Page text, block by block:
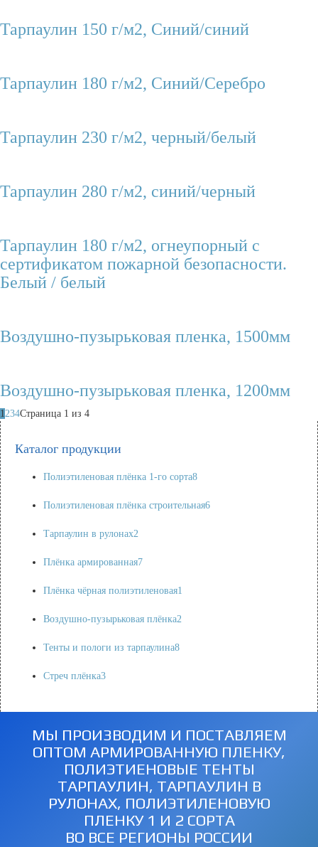
Тарпаулин 150 г/м2, Синий/синий
Тарпаулин 180 г/м2, Синий/Серебро
Тарпаулин 230 г/м2, черный/белый
Тарпаулин 280 г/м2, синий/черный
Тарпаулин 180 г/м2, огнеупорный с
сертификатом пожарной безопасности.
Белый / белый
Воздушно-пузырьковая пленка, 1500мм
Воздушно-пузырьковая пленка, 1200мм
1234Страница 1 из 4
Каталог продукции
Полиэтиленовая плёнка 1-го сорта8
Полиэтиленовая плёнка строительная6
Тарпаулин в рулонах2
Плёнка армированная7
Плёнка чёрная полиэтиленовая1
Воздушно-пузырьковая плёнка2
Тенты и пологи из тарпаулина8
Стреч плёнка3
МЫ ПРОИЗВОДИМ И ПОСТАВЛЯЕМ
ОПТОМ АРМИРОВАННУЮ ПЛЕНКУ,
ПОЛИЭТИЕНОВЫЕ ТЕНТЫ
ТАРПАУЛИН, ТАРПАУЛИН В
РУЛОНАХ, ПОЛИЭТИЛЕНОВУЮ
ПЛЕНКУ 1 И 2 СОРТА
ВО ВСЕ РЕГИОНЫ РОССИИ